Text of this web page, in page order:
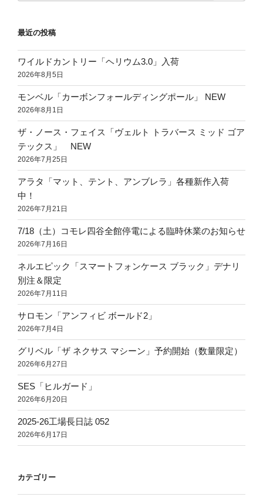
最近の投稿
ワイルドカントリー「ヘリウム3.0」入荷
2026年8月5日
モンベル「カーボンフォールディングポール」 NEW
2026年8月1日
ザ・ノース・フェイス「ヴェルト トラバース ミッド ゴア
テックス」 NEW
2026年7月25日
アラタ「マット、テント、アンブレラ」各種新作入荷
中！
2026年7月21日
7/18（土）コモレ四谷全館停電による臨時休業のお知らせ
2026年7月16日
ネルエピック「スマートフォンケース ブラック」デナリ
別注＆限定
2026年7月11日
サロモン「アンフィビ ボールド2」
2026年7月4日
グリベル「ザ ネクサス マシーン」予約開始（数量限定）
2026年6月27日
SES「ヒルガード」
2026年6月20日
2025-26工場長日誌 052
2026年6月17日
カテゴリー